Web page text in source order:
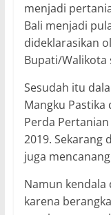
menjadi
Bali menjadi
dideklarasikan
Bupati/Walikota
Sesudah itu
Mangku
Perda
2019. Sekarang
juga
Namun kendala
karena